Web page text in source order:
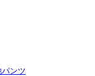
ンツ